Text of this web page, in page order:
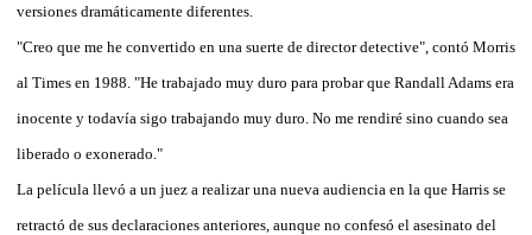
versiones dramáticamente diferentes.
"Creo que me he convertido en una suerte de director detective", contó Morris
al Times en 1988. "He trabajado muy duro para probar que Randall Adams era
inocente y todavía sigo trabajando muy duro. No me rendiré sino cuando sea
liberado o exonerado."
La película llevó a un juez a realizar una nueva audiencia en la que Harris se
retractó de sus declaraciones anteriores, aunque no confesó el asesinato del